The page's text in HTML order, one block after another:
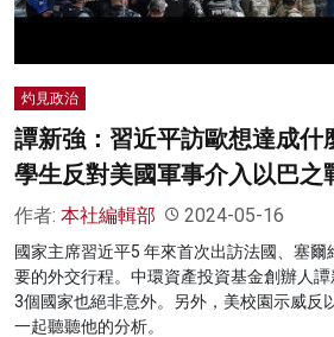
灼見政治
譚新強：習近平訪歐想達成什
學生反對美國軍事介入以巴之
作者: 本社編輯部 2024-05-16
國家主席習近平5 年來首次出訪法國、塞
要的外交行程。中環資產投資基金創辦人
3個國家也絕非意外。另外，美校園示威反
一起聽聽他的分析。